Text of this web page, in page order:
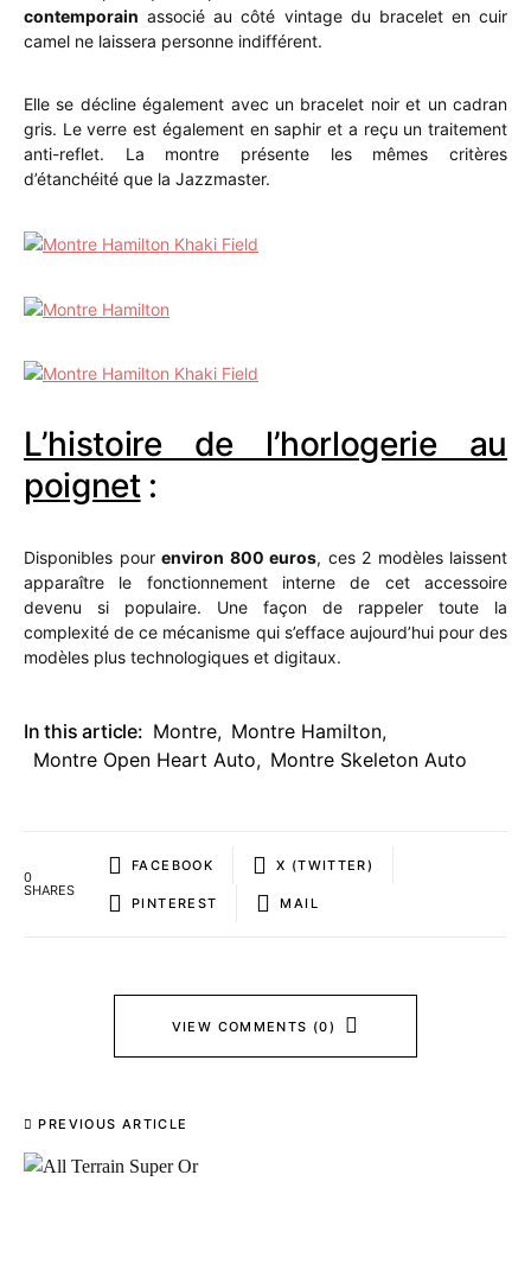
contemporain associé au côté vintage du bracelet en cuir
camel ne laissera personne indifférent.
Elle se décline également avec un bracelet noir et un cadran
gris. Le verre est également en saphir et a reçu un traitement
anti-reflet. La montre présente les mêmes critères
d’étanchéité que la Jazzmaster.
L’histoire de l’horlogerie au
poignet:
Disponibles pour environ 800 euros, ces 2 modèles laissent
apparaître le fonctionnement interne de cet accessoire
devenu si populaire. Une façon de rappeler toute la
complexité de ce mécanisme qui s’efface aujourd’hui pour des
modèles plus technologiques et digitaux.
In this article: Montre, Montre Hamilton,
Montre Open Heart Auto, Montre Skeleton Auto
0
SHARES
FACEBOOK X (TWITTER)
PINTEREST MAIL
VIEW COMMENTS (0)
PREVIOUS ARTICLE